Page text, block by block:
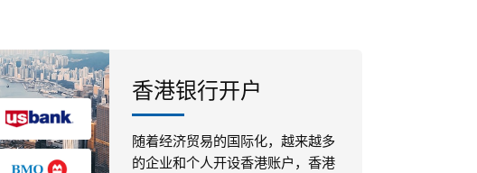
香港银行开户
随着经济贸易的国际化，越来越多
的企业和个人开设香港账户，香港